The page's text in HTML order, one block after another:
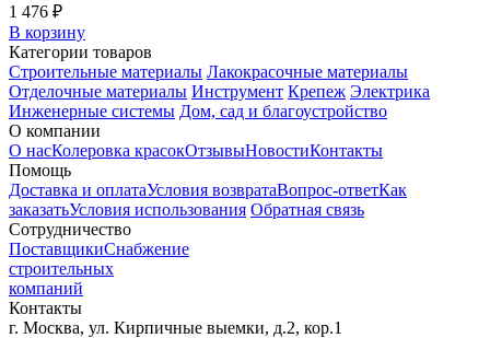
1 476 ₽
В корзину
Категории товаров
Строительные материалы Лакокрасочные материалы
Отделочные материалы Инструмент Крепеж Электрика
Инженерные системы Дом, сад и благоустройство
О компании
О насКолеровка красокОтзывыНовостиКонтакты
Помощь
Доставка и оплатаУсловия возвратаВопрос-ответКак
заказатьУсловия использования Обратная связь
Сотрудничество
ПоставщикиСнабжение
строительных
компаний
Контакты
г. Москва, ул. Кирпичные выемки, д.2, кор.1